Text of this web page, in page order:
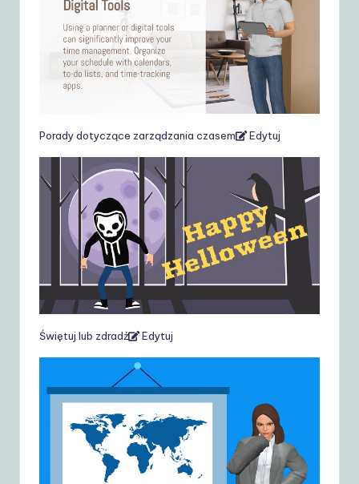
Porady dotyczące zarządzania czasem Edytuj
Świętuj lub zdradź Edytuj